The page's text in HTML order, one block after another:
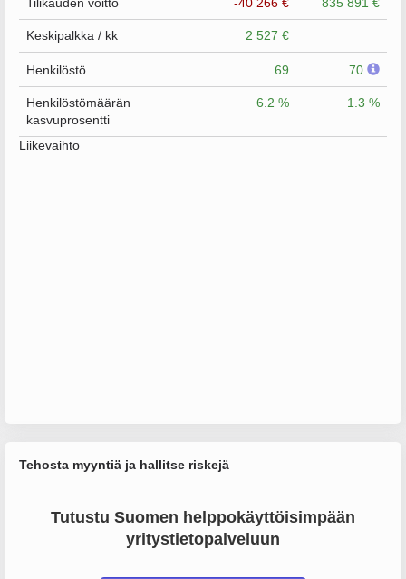
Keskipalkka / kk 2 527 €
Henkilöstö 69 70
Henkilöstömäärän
kasvuprosentti
6.2 % 1.3 %
Liikevaihto
Tehosta myyntiä ja hallitse riskejä
Tutustu Suomen helppokäyttöisimpään
yritystietopalveluun